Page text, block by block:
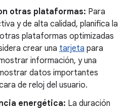
otras plataformas: Para
y de alta calidad, planifica la
plataformas optimizadas
crear una tarjeta para
información, y una
datos importantes
de reloj del usuario.
energética: La duración